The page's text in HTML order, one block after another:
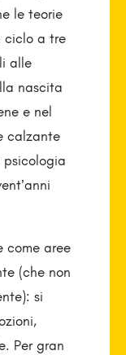
le teorie
ciclo a tre
alle
nascita
e nel
calzante
come aree
(che non
si
Per gran